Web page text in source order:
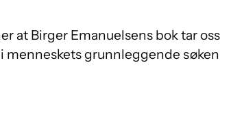
at Birger Emanuelsens bok tar oss
menneskets grunnleggende søken